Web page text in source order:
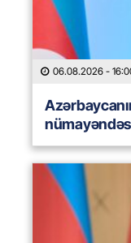
06.08.2026 -